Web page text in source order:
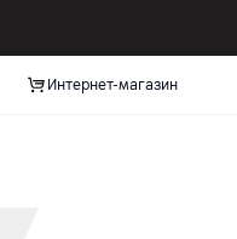
Интернет-магазин